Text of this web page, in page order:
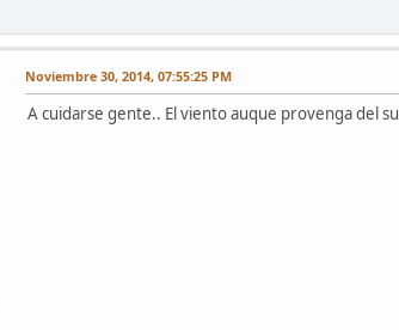
Noviembre 30, 2014, 07:55:25 PM
A cuidarse gente.. El viento auque provenga del